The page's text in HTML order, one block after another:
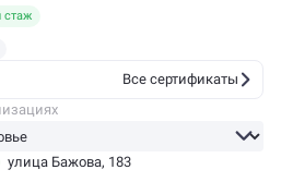
стаж
Все сертификаты
улица Бажова, 183